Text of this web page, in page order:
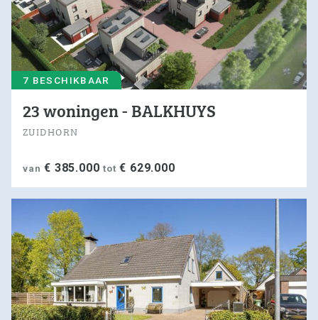
7 BESCHIKBAAR
23 woningen - BALKHUYS
ZUIDHORN
van € 385.000tot€ 629.000